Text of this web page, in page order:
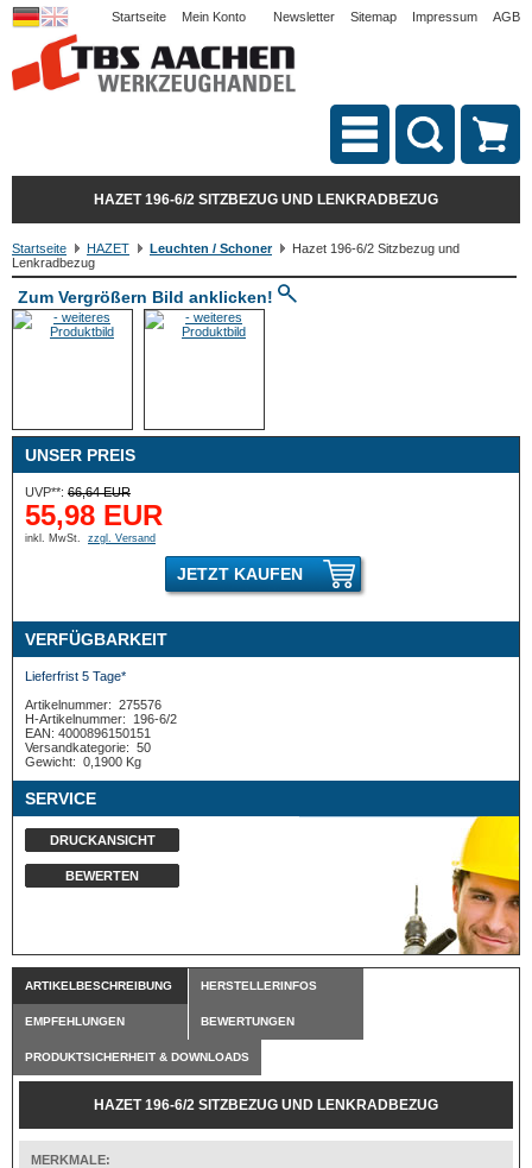
Startseite Mein Konto Newsletter Sitemap Impressum AGB
HAZET 196-6/2 SITZBEZUG UND LENKRADBEZUG
Startseite HAZET Leuchten / Schoner
Hazet 196-6/2 Sitzbezug und
Lenkradbezug
Zum Vergrößern Bild anklicken!
UNSER PREIS
UVP**: 66,64 EUR
55,98 EUR
inkl. MwSt. zzgl. Versand
JETZT KAUFEN
VERFÜGBARKEIT
Lieferfrist 5 Tage*
Artikelnummer: 275576
H-Artikelnummer:
196-6/2
EAN: 4000896150151
Versandkategorie: 50
Gewicht: 0,1900 Kg
SERVICE
DRUCKANSICHT
BEWERTEN
ARTIKELBESCHREIBUNG HERSTELLERINFOS
EMPFEHLUNGEN BEWERTUNGEN
PRODUKTSICHERHEIT & DOWNLOADS
HAZET 196-6/2 SITZBEZUG UND LENKRADBEZUG
MERKMALE: